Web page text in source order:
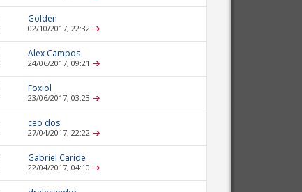
Golden
02/10/2017, 22:32
Alex Campos
24/06/2017, 09:21
Foxiol
23/06/2017, 03:23
ceo dos
27/04/2017, 22:22
Gabriel Caride
22/04/2017, 04:10